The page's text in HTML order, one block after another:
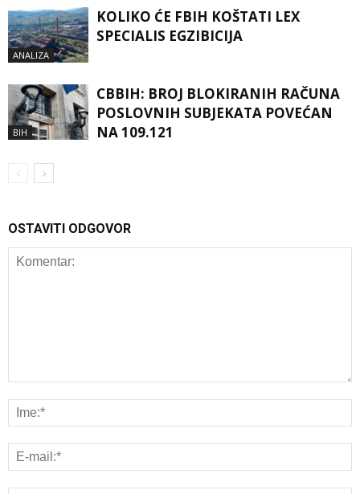
ANALIZA
KOLIKO ĆE FBIH KOŠTATI LEX
SPECIALIS EGZIBICIJA
BIH
CBBIH: BROJ BLOKIRANIH RAČUNA
POSLOVNIH SUBJEKATA POVEĆAN
NA 109.121
OSTAVITI ODGOVOR